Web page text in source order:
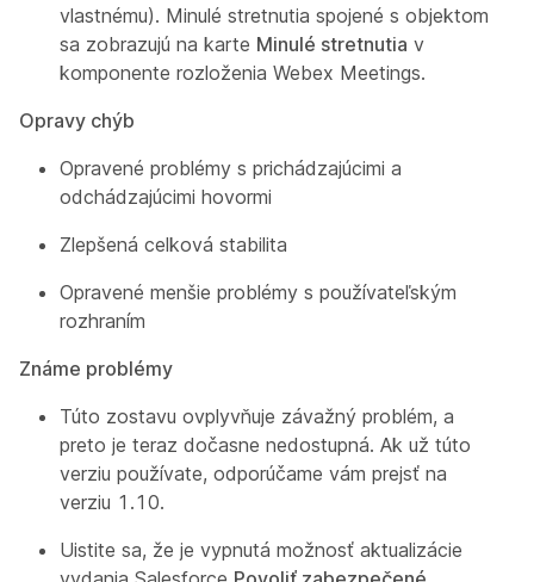
vlastnému). Minulé stretnutia spojené s objektom
sa zobrazujú na karte Minulé stretnutia v
komponente rozloženia Webex Meetings.
Opravy chýb
Opravené problémy s prichádzajúcimi a
odchádzajúcimi hovormi
Zlepšená celková stabilita
Opravené menšie problémy s používateľským
rozhraním
Známe problémy
Túto zostavu ovplyvňuje závažný problém, a
preto je teraz dočasne nedostupná. Ak už túto
verziu používate, odporúčame vám prejsť na
verziu 1.10.
Uistite sa, že je vypnutá možnosť aktualizácie